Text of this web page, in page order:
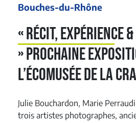
Bouches-du-Rhône
« Récit, expérience
» prochaine
l’Écomusée de la
Julie Bouchardon, Marie
trois artistes photographes,